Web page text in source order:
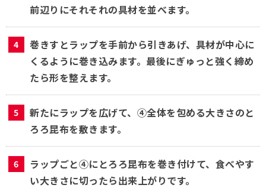
前辺りにそれそれの具材を並べます。
巻きすとラップを手前から引きあげ、具材が中心に
くるように巻き込みます。最後にぎゅっと強く締め
たら形を整えます。
新たにラップを広げて、④全体を包める大きさのと
ろろ昆布を敷きます。
ラップごと④にとろろ昆布を巻き付けて、食べやす
い大きさに切ったら出来上がりです。